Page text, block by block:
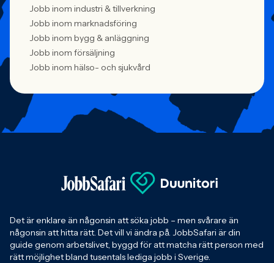
Jobb inom industri & tillverkning
Jobb inom marknadsföring
Jobb inom bygg & anläggning
Jobb inom försäljning
Jobb inom hälso- och sjukvård
Det är enklare än någonsin att söka jobb – men svårare än
någonsin att hitta rätt. Det vill vi ändra på. JobbSafari är din
guide genom arbetslivet, byggd för att matcha rätt person med
rätt möjlighet bland tusentals lediga jobb i Sverige.